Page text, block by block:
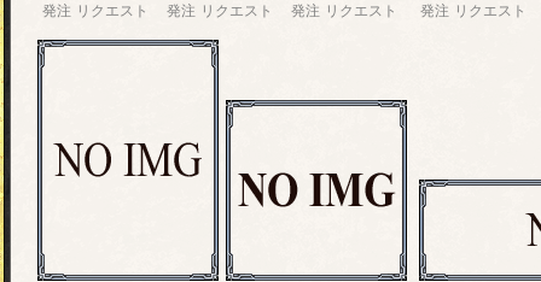
発注 リクエスト
発注 リクエスト
発注 リクエスト
発注 リクエスト